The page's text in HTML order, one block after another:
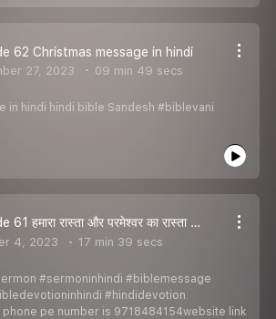
62 Christmas message in hindi
27, 2023 09 min 49 secs
in hindi hindi bible Sandesh #biblevani
Episode 61 हमारा रास्ता और परमेश्वर का रास्ता | Our Ways and God''s Ways
4, 2023 17 min 39 secs
#sermoninhindi #biblemessage
#hindidevotion
pe number is 9718484154website link